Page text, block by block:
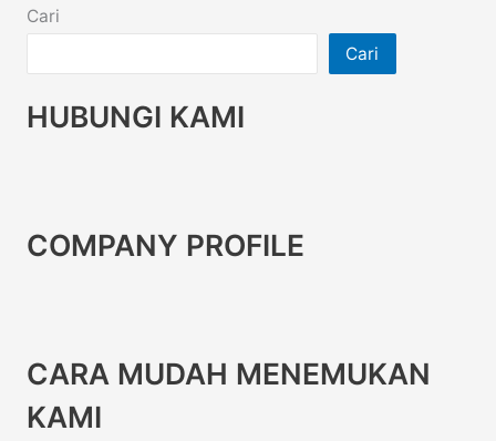
Cari
Cari
HUBUNGI KAMI
COMPANY PROFILE
CARA MUDAH MENEMUKAN
KAMI